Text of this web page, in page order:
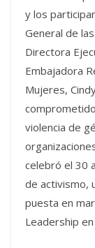
y los
General de
Directora
Embajadora
Mujeres,
violencia de
celebró el 30
de activismo,
puesta en
Leadership